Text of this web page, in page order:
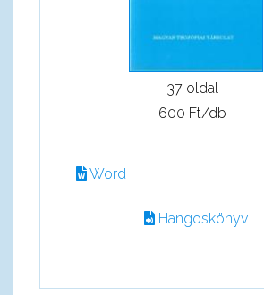
37 oldal
600 Ft/db
Word
Hangoskönyv